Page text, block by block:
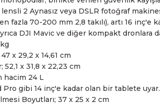
2 Aynasız veya DSLR fotoğraf
200 mm 2,8 takılı), artı 16 inç'e
Mavic ve diğer kompakt dronlara da
x 29,2 x 14,61 cm
52,1 x 31,8 x 22,23 cm
hacim 24 L
Pro gibi 14 inç'e kadar olan bir tablete uyar.
Boyutları; 37 x 25 x 2 cm